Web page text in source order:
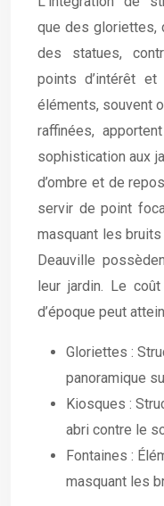
que des gloriettes,
des statues,
points d’intérêt
éléments, souvent
raffinées,
sophistication aux
d’ombre et de
servir de point
masquant les
Deauville
leur jardin. Le
d’époque peut
Gloriettes :
panoramique
Kiosques :
abri contre le
Fontaines :
masquant les